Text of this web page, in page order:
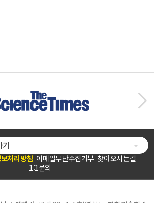
처리방침 이메일무단수집거부 찾아오시는길
1:1문의
기